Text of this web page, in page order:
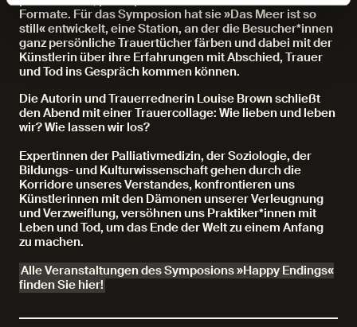
Formate. Für das Symposion hat sie »Das Meer ist so
still« entwickelt, eine Station, an der die Besucher*innen
ganz persönliche Trauertücher färben und dabei mit der
Künstlerin über ihre Erfahrungen mit Abschied, Trauer
und Tod ins Gespräch kommen können.
Die Autorin und Trauerrednerin Louise Brown schließt
den Abend mit einer Trauercollage: Wie lieben und leben
wir? Wie lassen wir los?
Expertinnen der Palliativmedizin, der Soziologie, der
Bildungs- und Kulturwissenschaft gehen durch die
Korridore unseres Verstandes, konfrontieren uns
Künstlerinnen mit den Dämonen unserer Verleugnung
und Verzweiflung, versöhnen uns Praktiker*innen mit
Leben und Tod, um das Ende der Welt zu einem Anfang
zu machen.
Alle Veranstaltungen des Symposions »Happy Endings«
finden Sie hier!